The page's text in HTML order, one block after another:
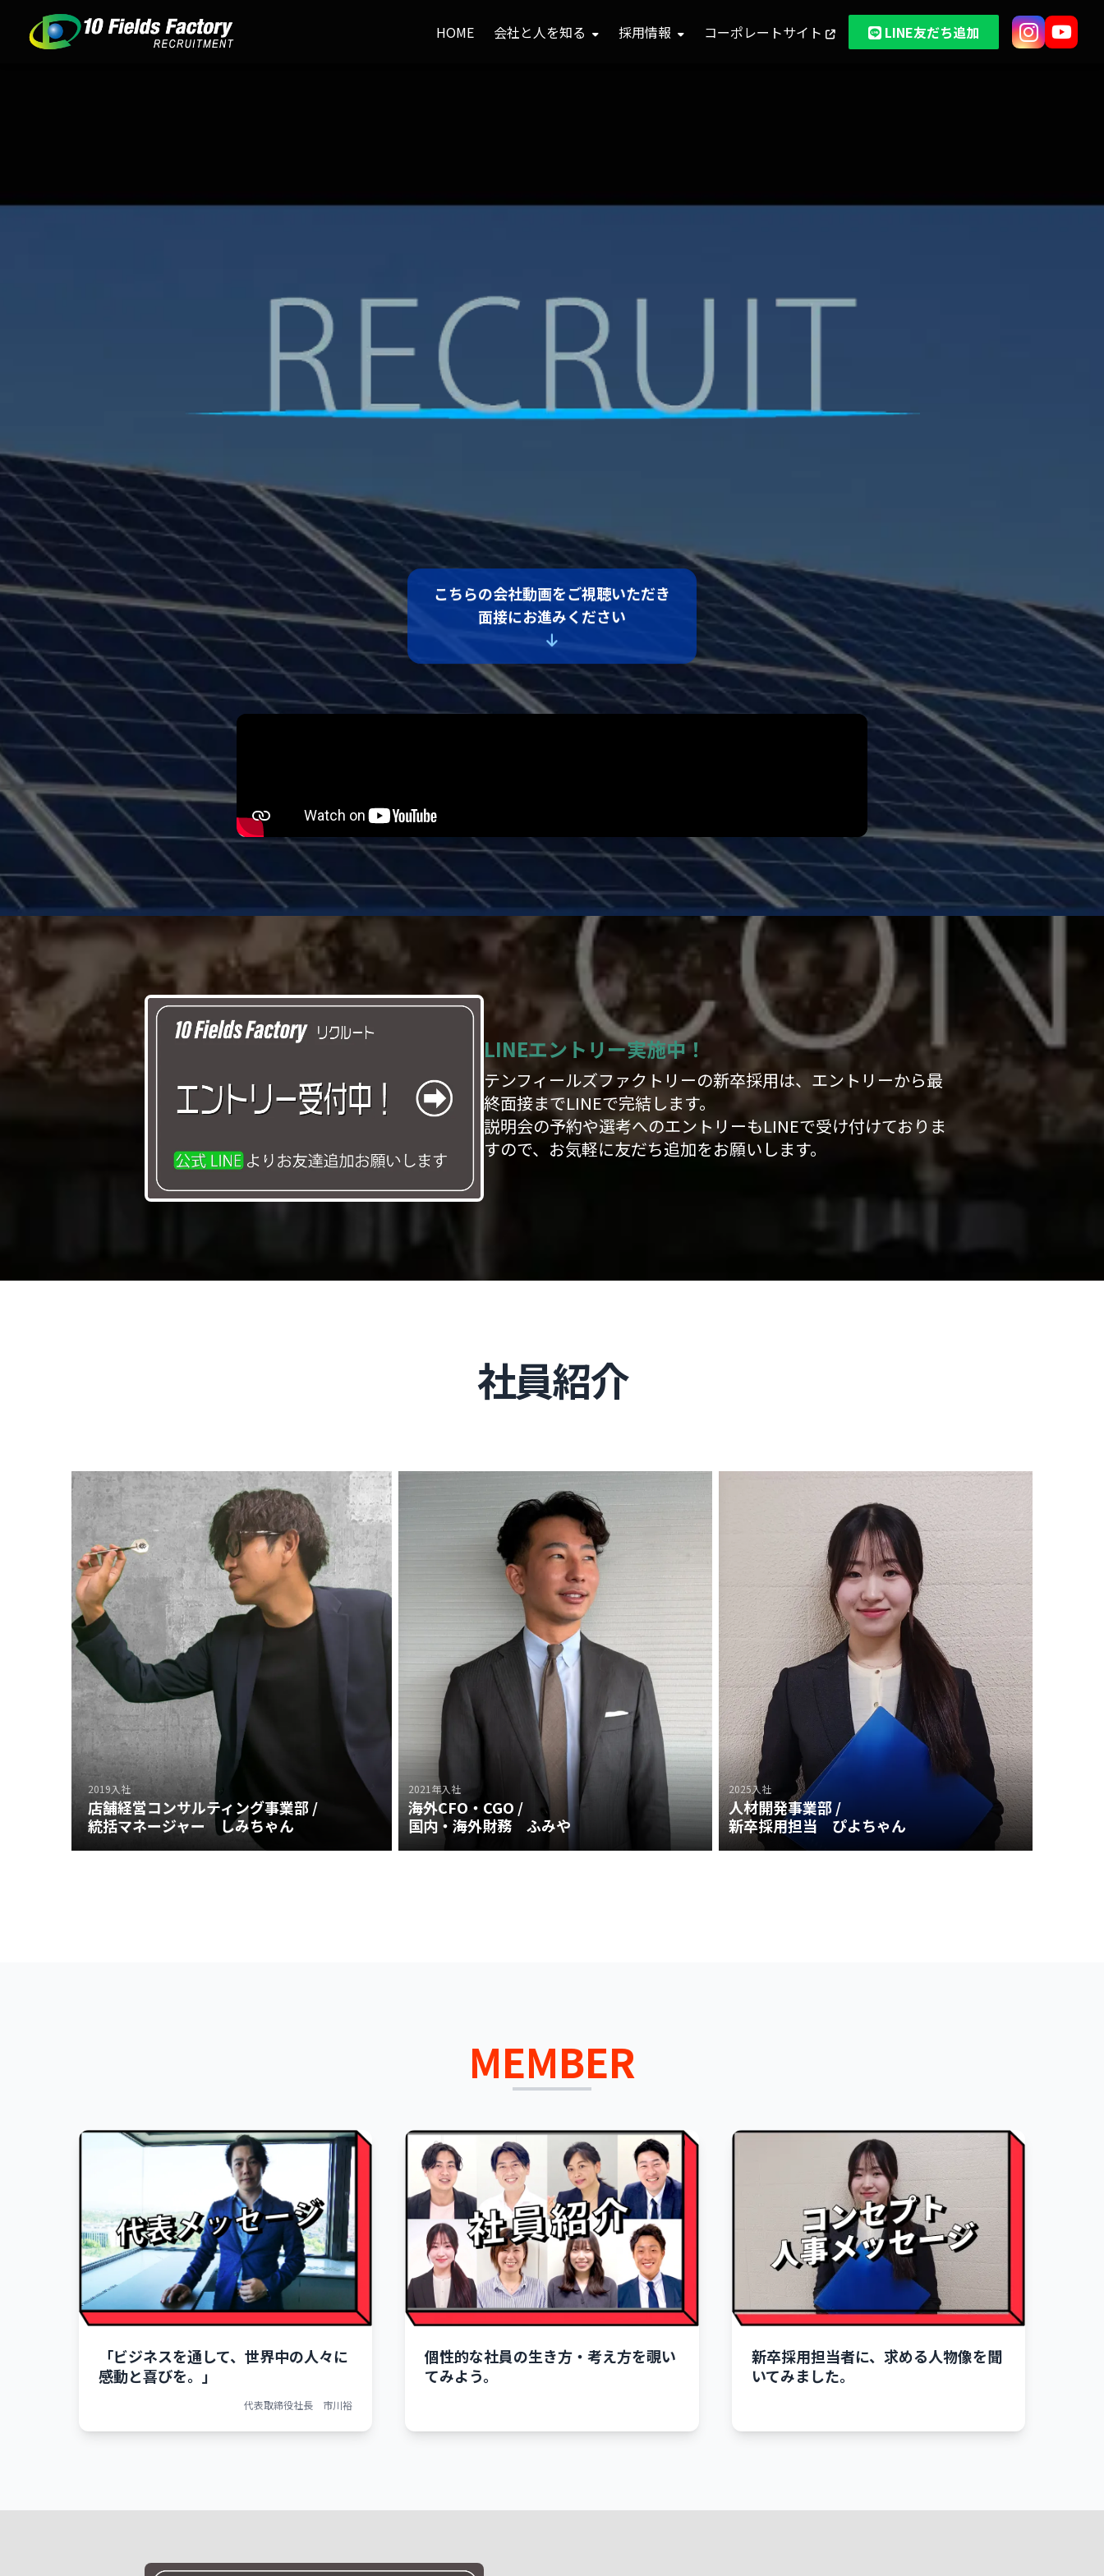
HOME 会社と人を知る 採用情報 コーポレートサイト LINE友だち追加
こちらの会社動画をご視聴いただき
面接にお進みください
LINEエントリー実施中！
テンフィールズファクトリーの新卒採用は、エントリーから最
終面接までLINEで完結します。
説明会の予約や選考へのエントリーもLINEで受け付けておりま
すので、お気軽に友だち追加をお願いします。
社員紹介
2019入社
店舗経営コンサルティング事業部 /
統括マネージャー しみちゃん
■ テンフィールズに出戻りされた理由は？
■ 新卒の方へメッセージ
2021年入社
海外CFO・CGO /
国内・海外財務 ふみや
■ テンフィールズでどんな仕事をされています
か？
■ これからの目標は？
2025入社
人材開発事業部 /
新卒採用担当 ぴよちゃん
MEMBER
「ビジネスを通して、世界中の人々に
感動と喜びを。」
代表取締役社長 市川裕
個性的な社員の生き方・考え方を覗い
てみよう。
新卒採用担当者に、求める人物像を聞
いてみました。